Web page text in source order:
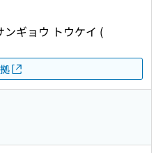
ンギョウ トウケイ (